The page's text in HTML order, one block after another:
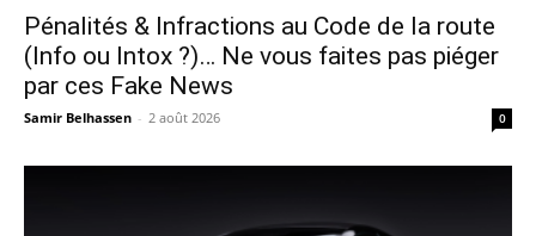
Pénalités & Infractions au Code de la route
(Info ou Intox ?)… Ne vous faites pas piéger
par ces Fake News
Samir Belhassen - 2 août 2026 0